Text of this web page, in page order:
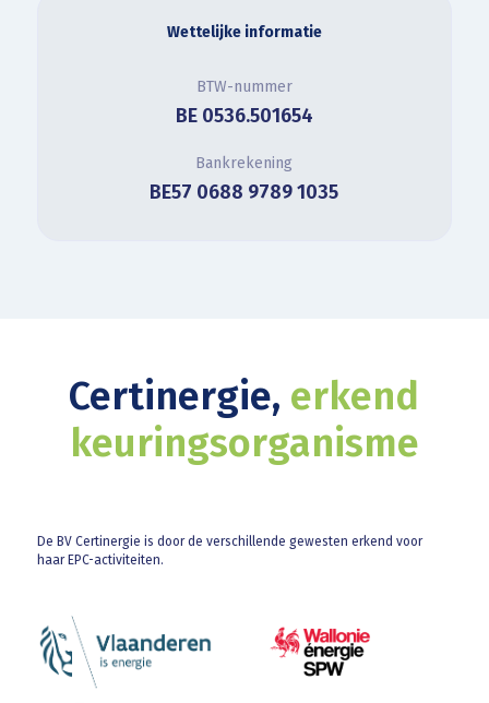
Wettelijke informatie
BTW-nummer
BE 0536.501654
Bankrekening
BE57 0688 9789 1035
Certinergie, erkend
keuringsorganisme
De BV Certinergie is door de verschillende gewesten erkend voor
haar EPC-activiteiten.